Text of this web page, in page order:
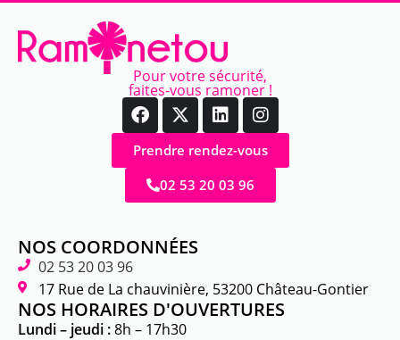
Pour votre sécurité,
faites-vous ramoner !
Prendre rendez-vous
02 53 20 03 96
NOS COORDONNÉES
02 53 20 03 96
17 Rue de La chauvinière, 53200 Château-Gontier
NOS HORAIRES D'OUVERTURES
Lundi – jeudi :8h – 17h30